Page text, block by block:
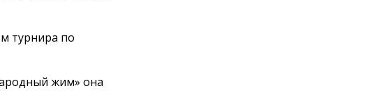
турнира по
жим» она